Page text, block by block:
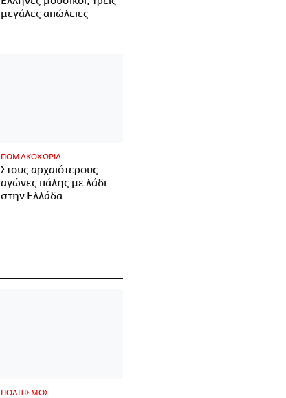
μεγάλες απώλειες
ΠΟΜΑΚΟΧΩΡΙΑ
Στους αρχαιότερους
αγώνες πάλης με λάδι
στην Ελλάδα
ΠΟΛΙΤΙΣΜΟΣ